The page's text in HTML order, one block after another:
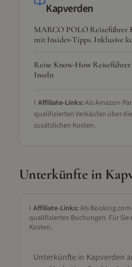
Kapverden
MARCO POLO Reiseführer
mit Insider-Tipps. Inklusive
Reise Know-How
Inseln
ℹ️ Affiliate-Links:Als Amazon-
qualifizierten Verkäufen über
zusätzlichen Kosten.
Unterkünfte in
ℹ️ Affiliate-Links:Als
qualifizierten Buchungen. Für
Kosten.
Unterkünfte in Kapverden